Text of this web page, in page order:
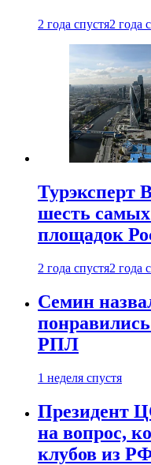
2 года спустя2 года
Турэксперт
шесть
площадок
2 года спустя2 года
Семин
РПЛ
1 неделя спустя
Президент
на вопрос,
клубов из